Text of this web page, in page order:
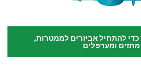
כדי להתחיל אביזרים לממטרות,
מתזים ומערפלים